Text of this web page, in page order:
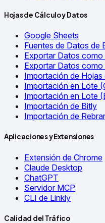
Hojas de Cálculo y Datos
Google Sheets
Fuentes de Datos de
Exportar Datos como
Exportar Datos como
Importación de Hojas
Importación en Lote
Importación en Lote
Importación de Bitly
Importación de
Aplicaciones y Extensiones
Extensión de Chrome
Claude Desktop
ChatGPT
Servidor MCP
CLI de Linkly
Calidad del Tráfico